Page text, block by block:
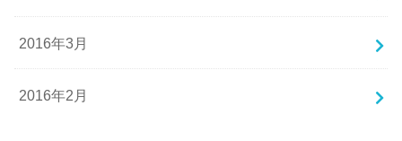
2016年3月
2016年2月